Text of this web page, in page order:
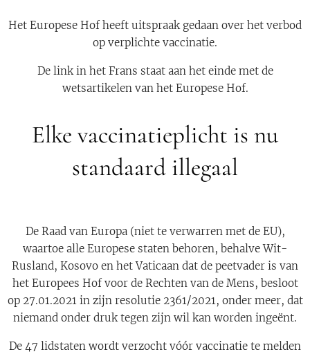
Het Europese Hof heeft uitspraak gedaan over het verbod
op verplichte vaccinatie.
De link in het Frans staat aan het einde met de
wetsartikelen van het Europese Hof.
Elke vaccinatieplicht is nu
standaard illegaal
De Raad van Europa (niet te verwarren met de EU),
waartoe alle Europese staten behoren, behalve Wit-
Rusland, Kosovo en het Vaticaan dat de peetvader is van
het Europees Hof voor de Rechten van de Mens, besloot
op 27.01.2021 in zijn resolutie 2361/2021, onder meer, dat
niemand onder druk tegen zijn wil kan worden ingeënt.
De 47 lidstaten wordt verzocht vóór vaccinatie te melden